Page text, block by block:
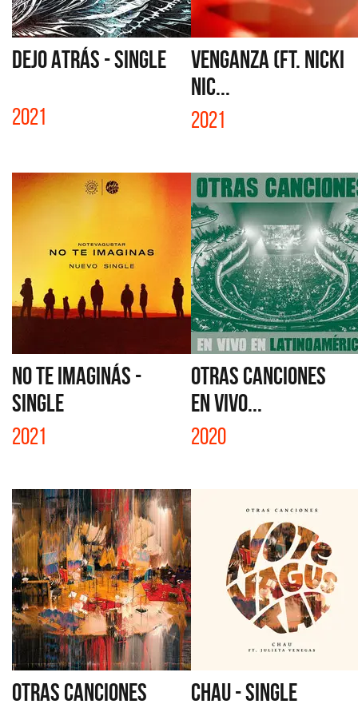
DEJO ATRÁS - SINGLE
2021
VENGANZA (FT. NICKI
NIC...
2021
NO TE IMAGINÁS -
SINGLE
2021
OTRAS CANCIONES
EN VIVO...
2020
OTRAS CANCIONES
CHAU - SINGLE